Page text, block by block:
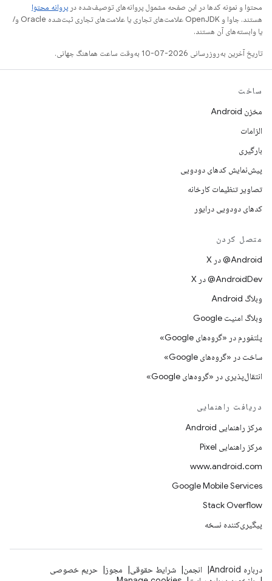
محتوا و نمونه کدها در این صفحه مشمول پروانه‌های توصیف‌شده در پروانه محتوا
هستند. جاوا و OpenJDK علامت‌های تجاری یا علامت‌های تجاری ثبت‌شده Oracle و/
یا وابسته‌های آن هستند.
تاریخ آخرین به‌روزرسانی 2026-07-10 به‌وقت ساعت هماهنگ جهانی.
ساخت
مخزن Android
الزامات
بارگیری
پیش‌نمایش کدهای دودویی
تصاویر تنظیمات کارخانه
کدهای دودویی درایور
متصل کردن
‫‎@Android در X
‫‎@AndroidDev در X
وبلاگ Android
وبلاگ امنیت Google
پلتفورم در «گروه‌های Google»
ساخت در «گروه‌های Google»
انتقال‌پذیری در «گروه‌های Google»
دریافت راهنمایی
مرکز راهنمایی Android
مرکز راهنمایی Pixel
www.android.com
Google Mobile Services
Stack Overflow
پیگیری‌کننده نسخه
درباره Android انجمن شرایط حقوقی مجوز
حریم خصوصی